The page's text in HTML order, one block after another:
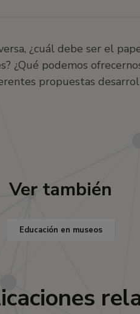
¿cuál debe ser el
¿Qué podemos
propuestas
Ver también
Educación en museos